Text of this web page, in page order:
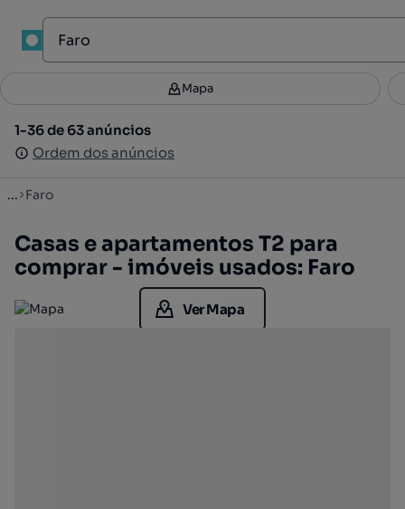
Filtros 3
1-36 de 63 anúncios
Ordem dos anúncios
Mapa
1-36 de 63 anúncios
Ordem dos anúncios
... Faro
Casas e apartamentos T2 para
comprar - imóveis usados: Faro
Ver Mapa